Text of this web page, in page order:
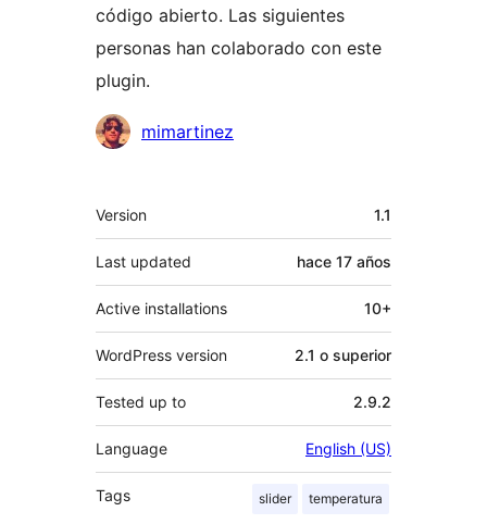
código abierto. Las siguientes
personas han colaborado con este
plugin.
Colaboradores
mimartinez
Meta
Version 1.1
Last updated hace 17 años
Active installations 10+
WordPress version 2.1 o superior
Tested up to 2.9.2
Language English (US)
Tags slider temperatura